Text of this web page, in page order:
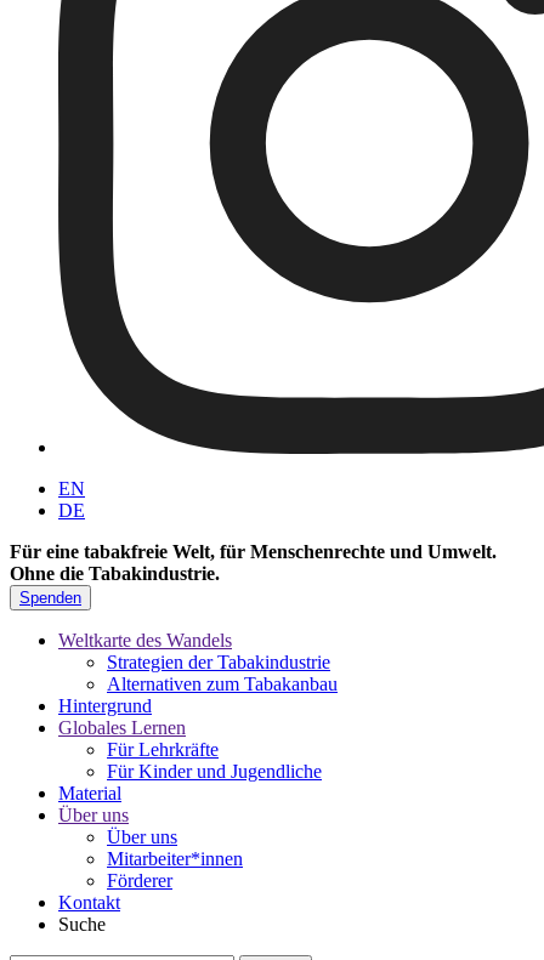
EN
DE
Für eine tabakfreie Welt, für Menschenrechte und Umwelt.
Ohne die Tabakindustrie.
Spenden
Weltkarte des Wandels
Strategien der Tabakindustrie
Alternativen zum Tabakanbau
Hintergrund
Globales Lernen
Für Lehrkräfte
Für Kinder und Jugendliche
Material
Über uns
Über uns
Mitarbeiter*innen
Förderer
Kontakt
Suche